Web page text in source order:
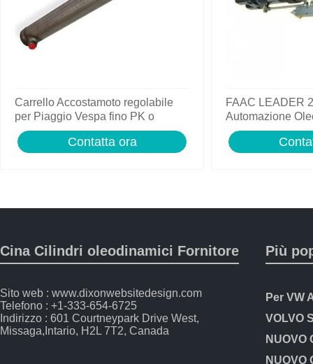
Carrello Accostamoto regolabile
per Piaggio Vespa fino PK o
Lambretta Innocenti
Contatta ora
FAAC LEADER
Automazione
Cancelli
Cina Cilindri oleodinamici Fornitore
Sito web : www.dixonwebsitedesign.com
Telefono : +1-333-654-6725
Indirizzo : 601 Courtneypark Drive West,
Missaga,Intario, H2L 7T2, Canada
Più